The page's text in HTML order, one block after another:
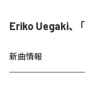
Eriko Uegaki、
新曲情報